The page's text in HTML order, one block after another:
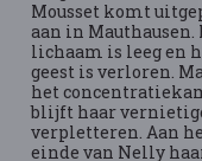
Mousset komt
aan in Mauthausen.
lichaam is leeg en
geest is verloren.
het
blijft haar
verpletteren. Aan
einde van Nelly